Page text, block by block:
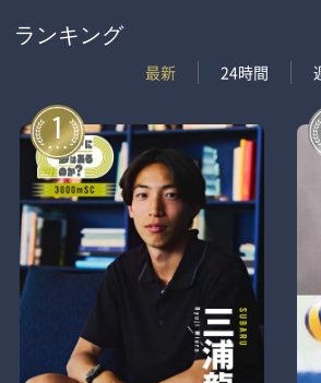
ランキング
最新
24時間
1